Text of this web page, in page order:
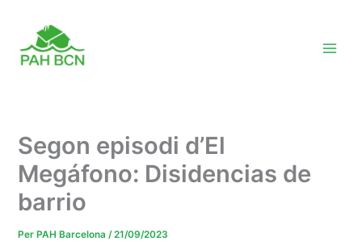
contingut
Segon episodi d’El
Megáfono: Disidencias de
barrio
Per PAH Barcelona/21/09/2023